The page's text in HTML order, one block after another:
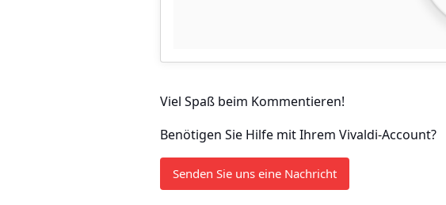
Viel Spaß beim Kommentieren!
Benötigen Sie Hilfe mit Ihrem Vivaldi-Account?
Senden Sie uns eine Nachricht